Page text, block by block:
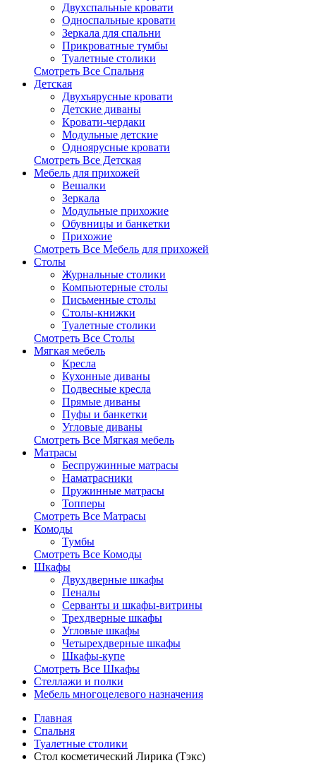
Двухспальные кровати
Односпальные кровати
Зеркала для спальни
Прикроватные тумбы
Туалетные столики
Смотреть Все Спальня
Детская
Двухъярусные кровати
Детские диваны
Кровати-чердаки
Модульные детские
Одноярусные кровати
Смотреть Все Детская
Мебель для прихожей
Вешалки
Зеркала
Модульные прихожие
Обувницы и банкетки
Прихожие
Смотреть Все Мебель для прихожей
Столы
Журнальные столики
Компьютерные столы
Письменные столы
Столы-книжки
Туалетные столики
Смотреть Все Столы
Мягкая мебель
Кресла
Кухонные диваны
Подвесные кресла
Прямые диваны
Пуфы и банкетки
Угловые диваны
Смотреть Все Мягкая мебель
Матрасы
Беспружинные матрасы
Наматрасники
Пружинные матрасы
Топперы
Смотреть Все Матрасы
Комоды
Тумбы
Смотреть Все Комоды
Шкафы
Двухдверные шкафы
Пеналы
Серванты и шкафы-витрины
Трехдверные шкафы
Угловые шкафы
Четырехдверные шкафы
Шкафы-купе
Смотреть Все Шкафы
Стеллажи и полки
Мебель многоцелевого назначения
Главная
Спальня
Туалетные столики
Стол косметический Лирика (Тэкс)